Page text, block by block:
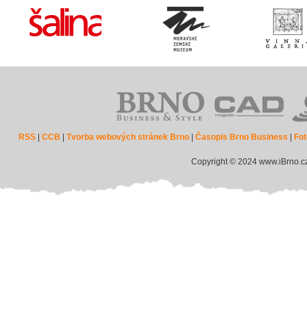
RSS |CCB |Tvorba webových stránek Brno |Časopis Brno Business
Copyright © 2024